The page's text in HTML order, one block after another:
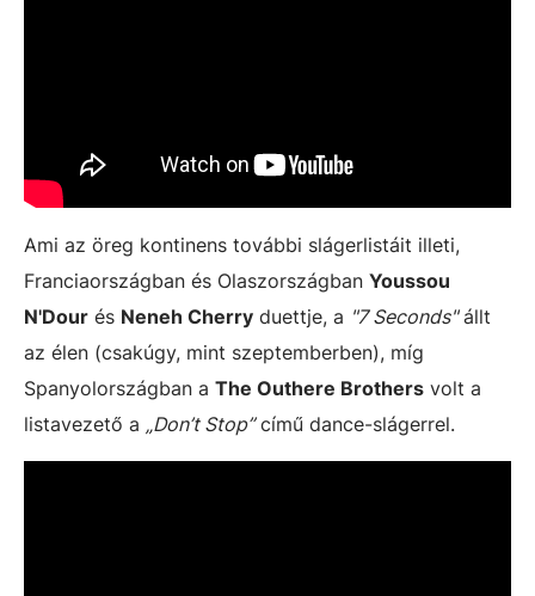
Ami az öreg kontinens további slágerlistáit illeti,
Franciaországban és Olaszországban Youssou
N'Dour és Neneh Cherry duettje, a "7 Seconds"állt
az élen (csakúgy, mint szeptemberben), míg
Spanyolországban a The Outhere Brothers volt a
listavezető a „Don’t Stop”című dance-slágerrel.